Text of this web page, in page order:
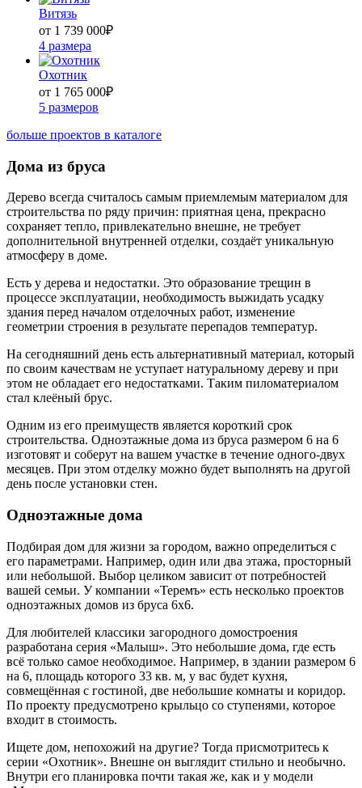
Витязь
от 1 739 000₽
4 размера
Охотник
от 1 765 000₽
5 размеров
больше проектов в каталоге
Дома из бруса
Дерево всегда считалось самым приемлемым материалом для
строительства по ряду причин: приятная цена, прекрасно
сохраняет тепло, привлекательно внешне, не требует
дополнительной внутренней отделки, создаёт уникальную
атмосферу в доме.
Есть у дерева и недостатки. Это образование трещин в
процессе эксплуатации, необходимость выжидать усадку
здания перед началом отделочных работ, изменение
геометрии строения в результате перепадов температур.
На сегодняшний день есть альтернативный материал, который
по своим качествам не уступает натуральному дереву и при
этом не обладает его недостатками. Таким пиломатериалом
стал клеёный брус.
Одним из его преимуществ является короткий срок
строительства. Одноэтажные дома из бруса размером 6 на 6
изготовят и соберут на вашем участке в течение одного-двух
месяцев. При этом отделку можно будет выполнять на другой
день после установки стен.
Одноэтажные дома
Подбирая дом для жизни за городом, важно определиться с
его параметрами. Например, один или два этажа, просторный
или небольшой. Выбор целиком зависит от потребностей
вашей семьи. У компании «Теремъ» есть несколько проектов
одноэтажных домов из бруса 6х6.
Для любителей классики загородного домостроения
разработана серия «Малыш». Это небольшие дома, где есть
всё только самое необходимое. Например, в здании размером 6
на 6, площадь которого 33 кв. м, у вас будет кухня,
совмещённая с гостиной, две небольшие комнаты и коридор.
По проекту предусмотрено крыльцо со ступенями, которое
входит в стоимость.
Ищете дом, непохожий на другие? Тогда присмотритесь к
серии «Охотник». Внешне он выглядит стильно и необычно.
Внутри его планировка почти такая же, как и у модели